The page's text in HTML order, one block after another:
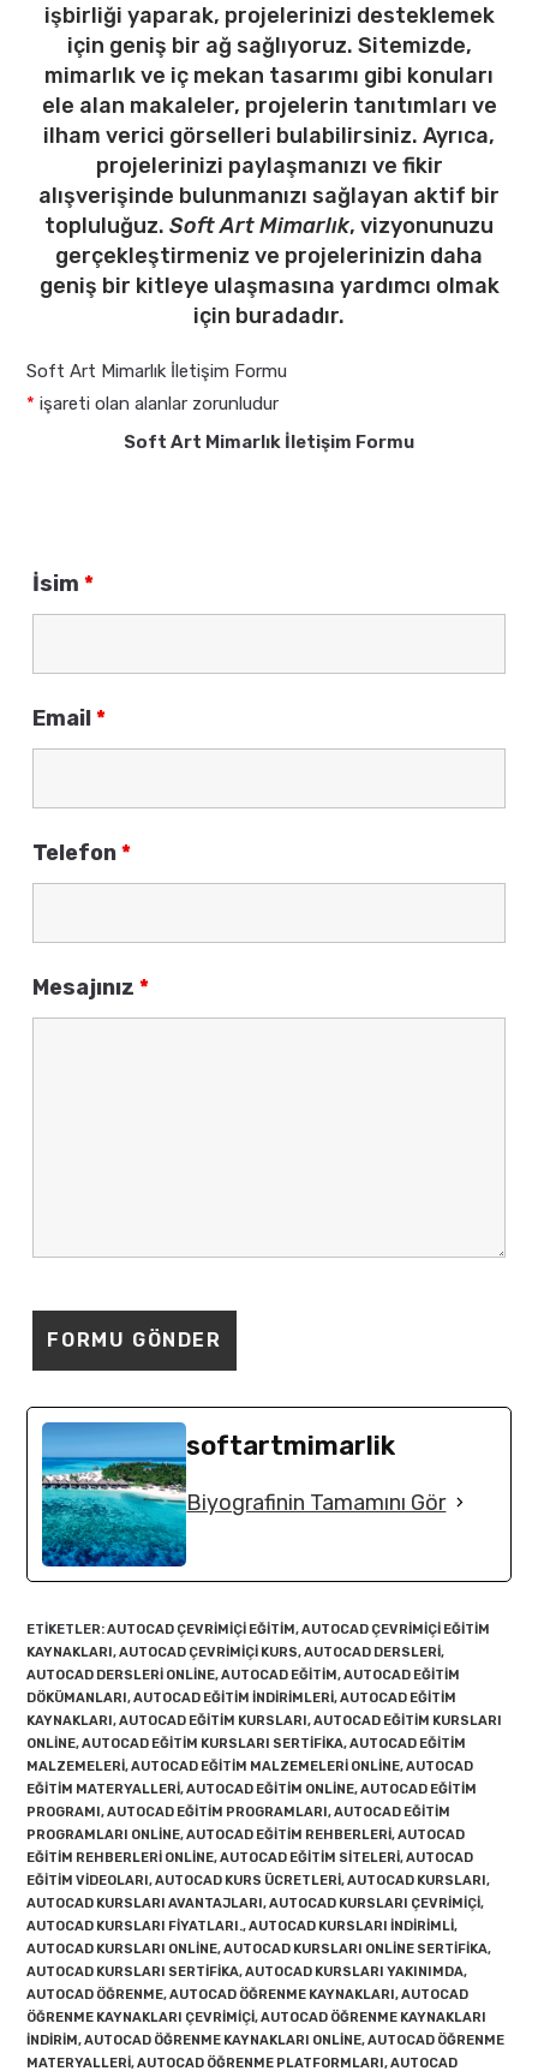
işbirliği yaparak, projelerinizi desteklemek
için geniş bir ağ sağlıyoruz. Sitemizde,
mimarlık ve iç mekan tasarımı gibi konuları
ele alan makaleler, projelerin tanıtımları ve
ilham verici görselleri bulabilirsiniz. Ayrıca,
projelerinizi paylaşmanızı ve fikir
alışverişinde bulunmanızı sağlayan aktif bir
topluluğuz. Soft Art Mimarlık, vizyonunuzu
gerçekleştirmeniz ve projelerinizin daha
geniş bir kitleye ulaşmasına yardımcı olmak
için buradadır.
Soft Art Mimarlık İletişim Formu
* işareti olan alanlar zorunludur
Soft Art Mimarlık İletişim Formu
İsim*
Email*
Telefon*
Mesajınız*
softartmimarlik
Biyografinin Tamamını Gör
ETIKETLER:AUTOCAD ÇEVRIMIÇI EĞITIM,AUTOCAD ÇEVRIMIÇI EĞITIM
KAYNAKLARI,AUTOCAD ÇEVRIMIÇI KURS,AUTOCAD DERSLERI,
AUTOCAD DERSLERI ONLINE,AUTOCAD EĞITIM,AUTOCAD EĞITIM
DÖKÜMANLARI,AUTOCAD EĞITIM INDIRIMLERI,AUTOCAD EĞITIM
KAYNAKLARI,AUTOCAD EĞITIM KURSLARI,AUTOCAD EĞITIM KURSLARI
ONLINE,AUTOCAD EĞITIM KURSLARI SERTIFIKA,AUTOCAD EĞITIM
MALZEMELERI,AUTOCAD EĞITIM MALZEMELERI ONLINE,AUTOCAD
EĞITIM MATERYALLERI,AUTOCAD EĞITIM ONLINE,AUTOCAD EĞITIM
PROGRAMI,AUTOCAD EĞITIM PROGRAMLARI,AUTOCAD EĞITIM
PROGRAMLARI ONLINE,AUTOCAD EĞITIM REHBERLERI,AUTOCAD
EĞITIM REHBERLERI ONLINE,AUTOCAD EĞITIM SITELERI,AUTOCAD
EĞITIM VIDEOLARI,AUTOCAD KURS ÜCRETLERI,AUTOCAD KURSLARI,
AUTOCAD KURSLARI AVANTAJLARI,AUTOCAD KURSLARI ÇEVRIMIÇI,
AUTOCAD KURSLARI FIYATLARI.,AUTOCAD KURSLARI INDIRIMLI,
AUTOCAD KURSLARI ONLINE,AUTOCAD KURSLARI ONLINE SERTIFIKA,
AUTOCAD KURSLARI SERTIFIKA,AUTOCAD KURSLARI YAKINIMDA,
AUTOCAD ÖĞRENME,AUTOCAD ÖĞRENME KAYNAKLARI,AUTOCAD
ÖĞRENME KAYNAKLARI ÇEVRIMIÇI,AUTOCAD ÖĞRENME KAYNAKLARI
INDIRIM,AUTOCAD ÖĞRENME KAYNAKLARI ONLINE,AUTOCAD ÖĞRENME
MATERYALLERI,AUTOCAD ÖĞRENME PLATFORMLARI,AUTOCAD